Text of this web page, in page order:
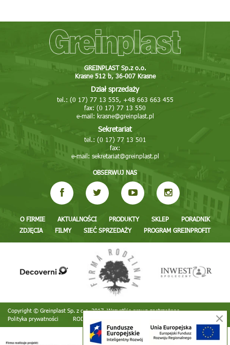
GREINPLAST Sp.z o.o.
Krasne 512 b, 36-007 Krasne
Dział sprzedaży
tel.: (0 17) 77 13 555, +48 663 663 455
fax: (0 17) 77 13 550
e-mail: krasne@greinplast.pl
Sekretariat
tel.: (0 17) 77 13 501
fax:
e-mail: sekretariat@greinplast.pl
OBSERWUJ NAS
O FIRMIE AKTUALNOŚCI PRODUKTY SKLEP
PORADNIK
ZDJĘCIA
FILMY SIEĆ SPRZEDAŻY PROGRAM GREINPROFIT
Copyright © Greinplast Sp. z o.o. 2017. Wszystkie prawa zastrzeżone
Polityka prywatności
RODO TiO interactive